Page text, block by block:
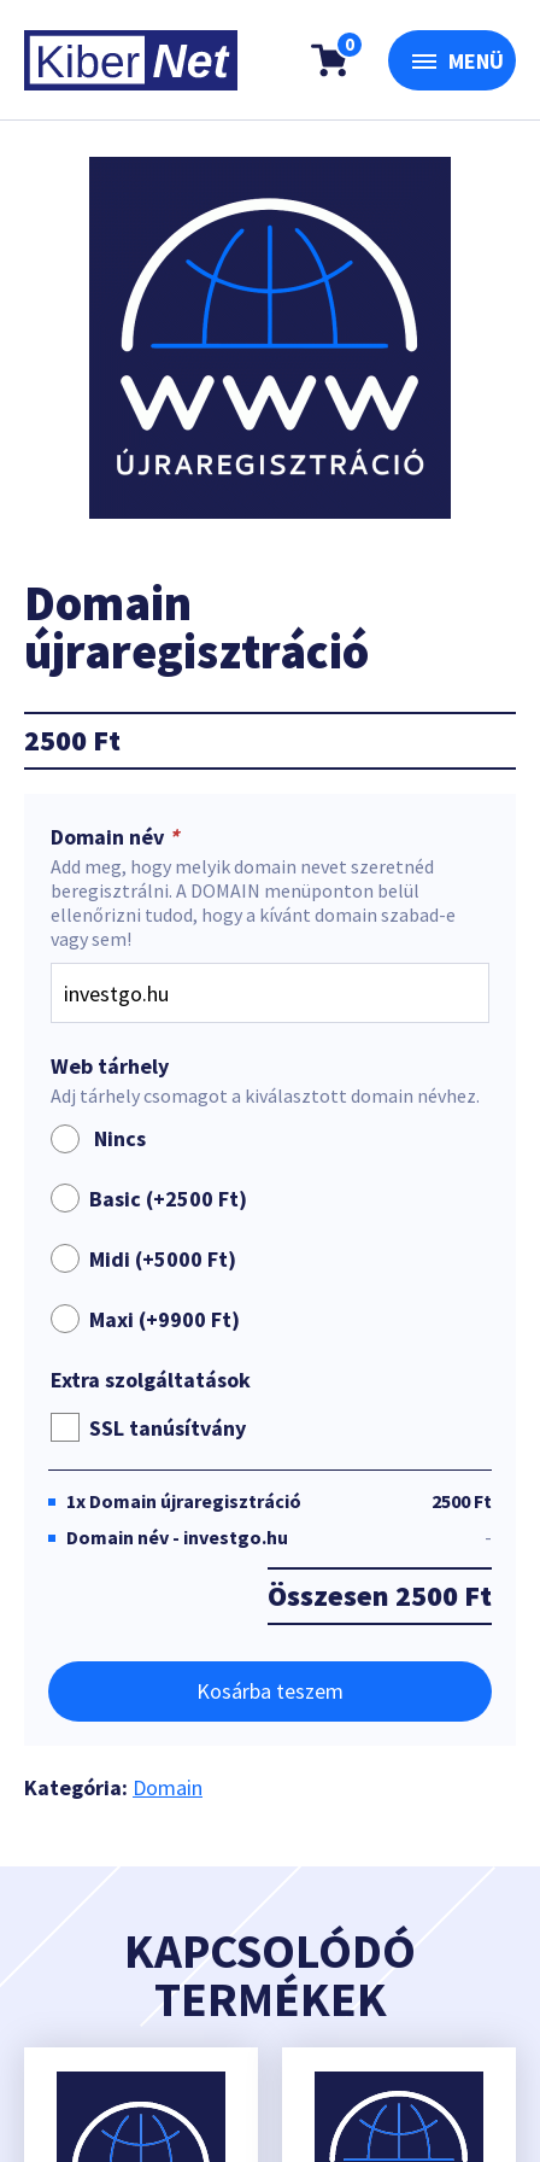
0
MENÜ
Domain
újraregisztráció
2500 Ft
Domain név *
Add meg, hogy melyik domain nevet szeretnéd
beregisztrálni. A DOMAIN menüponton belül
ellenőrizni tudod, hogy a kívánt domain szabad-e
vagy sem!
Web tárhely
Adj tárhely csomagot a kiválasztott domain névhez.
Nincs
Basic (+2500 Ft)
Midi (+5000 Ft)
Maxi (+9900 Ft)
Extra szolgáltatások
SSL tanúsítvány
1x Domain újraregisztráció
2500 Ft
Domain név - investgo.hu
-
Összesen 2500 Ft
Kosárba teszem
Kategória: Domain
KAPCSOLÓDÓ
TERMÉKEK